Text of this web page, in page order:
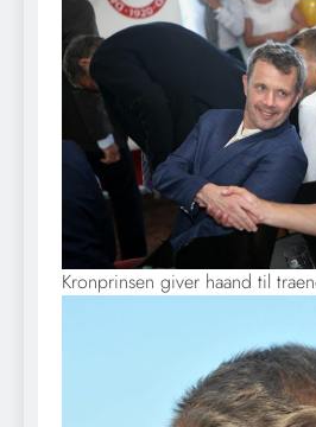
Kronprinsen giver haand til